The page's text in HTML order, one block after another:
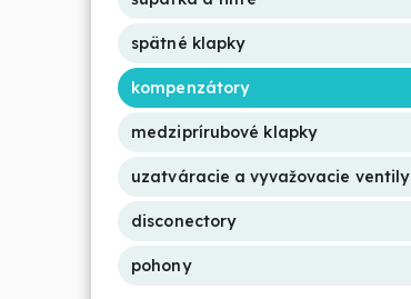
spätné klapky
kompenzátory
medziprírubové klapky
uzatváracie a vyvažovacie ventily
disconectory
pohony